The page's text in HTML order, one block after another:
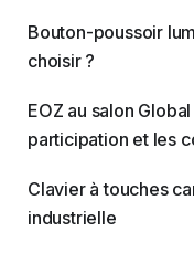
Bouton-poussoir
choisir ?
EOZ au salon
participation et les
Clavier à touches
industrielle